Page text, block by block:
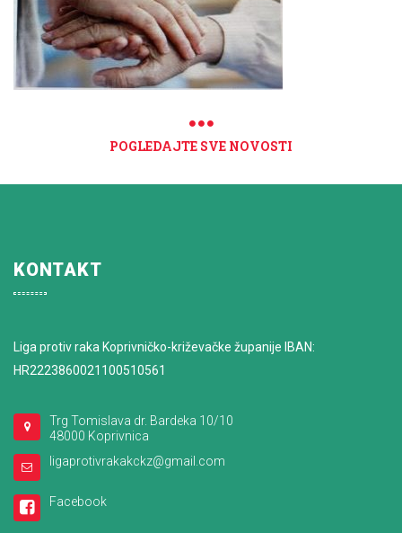
POGLEDAJTE SVE NOVOSTI
KONTAKT
Liga protiv raka Koprivničko-križevačke županije IBAN:
HR2223860021100510561
Trg Tomislava dr. Bardeka 10/10
48000 Koprivnica
ligaprotivrakakckz@gmail.com
Facebook